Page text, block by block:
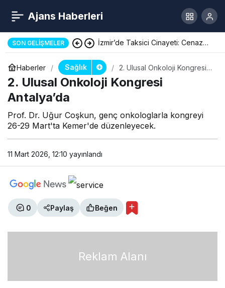
Ajans Haberleri
SON GELIŞMELER Kadın Kıyafetiyle Market Soygunu
Haberler Sağlık
2. Ulusal Onkoloji Kongresi
2. Ulusal Onkoloji Kongresi
Antalya’da
Prof. Dr. Uğur Coşkun, genç onkologlarla kongreyi
26-29 Mart'ta Kemer'de düzenleyecek.
11 Mart 2026, 12:10 yayınlandı
0 Paylaş Beğen
Reklam Alanı